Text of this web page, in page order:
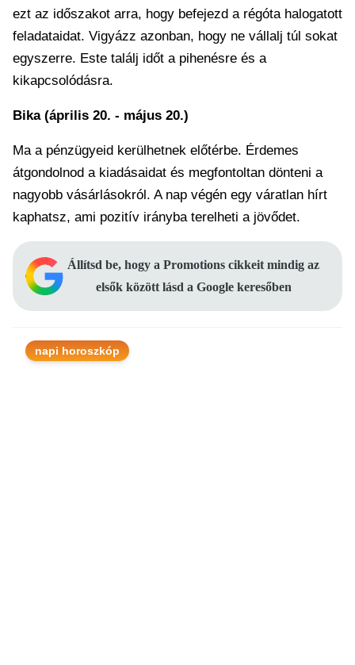
ezt az időszakot arra, hogy befejezd a régóta halogatott
feladataidat. Vigyázz azonban, hogy ne vállalj túl sokat
egyszerre. Este találj időt a pihenésre és a
kikapcsolódásra.
Bika (április 20. - május 20.)
Ma a pénzügyeid kerülhetnek előtérbe. Érdemes
átgondolnod a kiadásaidat és megfontoltan dönteni a
nagyobb vásárlásokról. A nap végén egy váratlan hírt
kaphatsz, ami pozitív irányba terelheti a jövődet.
Állítsd be, hogy a Promotions cikkeit mindig az
elsők között lásd a Google keresőben
napi horoszkóp